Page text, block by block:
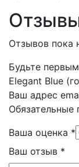
Отзывов пока
Будьте
Elegant Blue
Ваш адрес
Обязательные
Ваша оценка *
Ваш отзыв *